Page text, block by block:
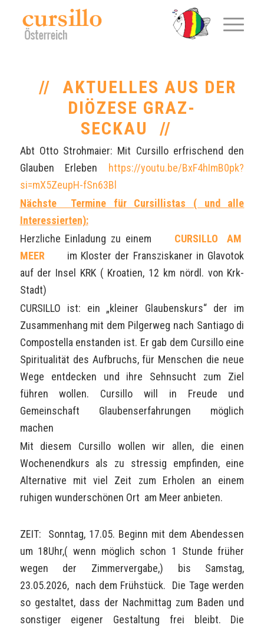
AKTUELLES AUS DER
DIÖZESE GRAZ-
SECKAU
Abt Otto Strohmaier: Mit Cursillo erfrischend den
Glauben Erleben https://youtu.be/BxF4hImB0pk?
si=mX5ZeupH-fSn63Bl
Nächste Termine für Cursillistas ( und alle
Interessierten):
Herzliche Einladung zu einem CURSILLO AM
MEER im Kloster der Fransziskaner in Glavotok
auf der Insel KRK ( Kroatien, 12 km nördl. von Krk-
Stadt)
CURSILLO ist: ein „kleiner Glaubenskurs“ der im
Zusammenhang mit dem Pilgerweg nach Santiago di
Compostella enstanden ist. Er gab dem Cursillo eine
Spiritualität des Aufbruchs, für Menschen die neue
Wege entdecken und ihre Sehnsucht zum Ziel
führen wollen. Cursillo will in Freude und
Gemeinschaft Glaubenserfahrungen möglich
machen
Mit diesem Cursillo wollen wir allen, die einen
Wochenendkurs als zu stressig empfinden, eine
Alternative mit viel Zeit zum Erholen an einem
ruhigen wunderschönen Ort am Meer anbieten.
ZEIT: Sonntag, 17.05. Beginn mit dem Abendessen
um 18Uhr,( wenn möglich schon 1 Stunde früher
wegen der Zimmervergabe,) bis Samstag,
23.05.2026, nach dem Frühstück. Die Tage werden
so gestaltet, dass der Nachmittag zum Baden und
sonstiger eigener Gestaltung frei bleibt. Die